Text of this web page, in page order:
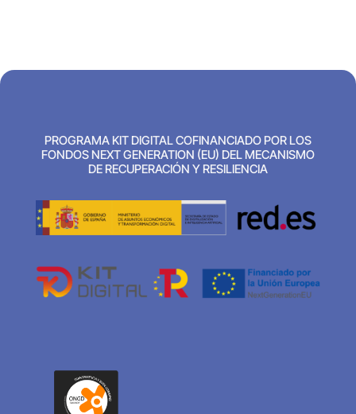
PROGRAMA KIT DIGITAL COFINANCIADO POR LOS
FONDOS NEXT GENERATION (EU) DEL MECANISMO
DE RECUPERACIÓN Y RESILIENCIA